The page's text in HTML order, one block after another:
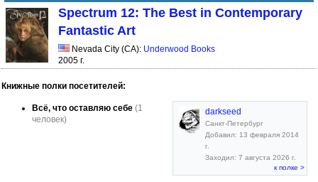
Spectrum 12: The Best in Contemporary
Fantastic Art
Nevada City (CA): Underwood Books
2005 г.
Книжные полки посетителей:
Всё, что оставляю себе (1
человек)
darkseed
Санкт-Петербург
Добавил: 13 февраля 2014
г.
Заходил: 7 августа 2026 г.
к полке >